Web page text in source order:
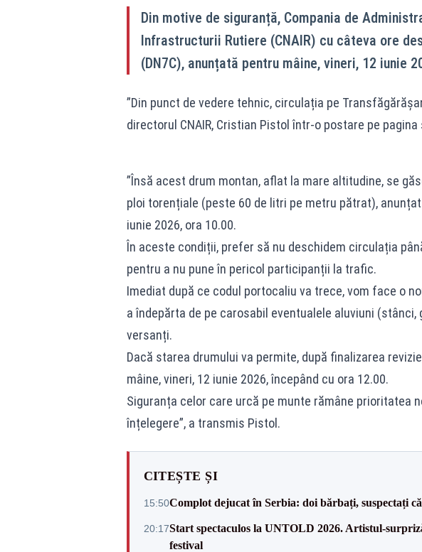
Din motive de siguranță, Compania de
Infrastructurii Rutiere (CNAIR) cu câteva ore
(DN7C), anunțată pentru mâine, vineri, 12 iunie
”Din punct de vedere tehnic, circulația pe
directorul CNAIR, Cristian Pistol într-o postare pe pagina
”Însă acest drum montan, aflat la mare altitudine, se
ploi torențiale (peste 60 de litri pe metru pătrat),
iunie 2026, ora 10.00.
În aceste condiții, prefer să nu deschidem circulația
pentru a nu pune în pericol participanții la trafic.
Imediat după ce codul portocaliu va trece, vom face o
a îndepărta de pe carosabil eventualele aluviuni
versanți.
Dacă starea drumului va permite, după finalizarea
mâine, vineri, 12 iunie 2026, începând cu ora 12.00.
Siguranța celor care urcă pe munte rămâne prioritatea
înțelegere”, a transmis Pistol.
CITEȘTE ȘI
15:50Complot dejucat în Serbia: doi bărbați, suspectați
20:17Start spectaculos la UNTOLD 2026. Artistul-
festival